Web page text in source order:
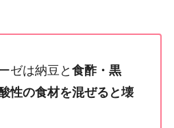
ゼは納豆と 食酢・黒
性の食材を混ぜると壊